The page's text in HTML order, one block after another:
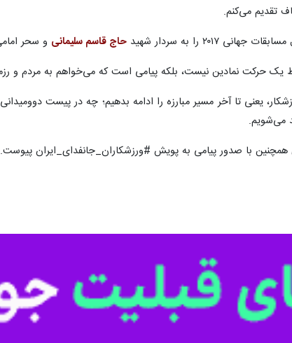
تقدیم می‌کنم.
را به سردار شهید
حاج قاسم سلیمانی و سحر
یک حرکت نمادین نیست، بلکه پیامی است که می‌خواهم به مردم و
یعنی تا آخر مسیر مبارزه را ادامه بدهیم؛ چه در پیست
می‌شویم.
همچنین با صدور پیامی به پویش #ورزشکاران_جانفدای_ایران پیوست.